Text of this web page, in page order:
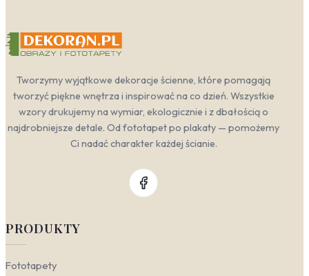
Tworzymy wyjątkowe dekoracje ścienne, które pomagają
tworzyć piękne wnętrza i inspirować na co dzień. Wszystkie
wzory drukujemy na wymiar, ekologicznie i z dbałością o
najdrobniejsze detale. Od fototapet po plakaty — pomożemy
Ci nadać charakter każdej ścianie.
PRODUKTY
Fototapety